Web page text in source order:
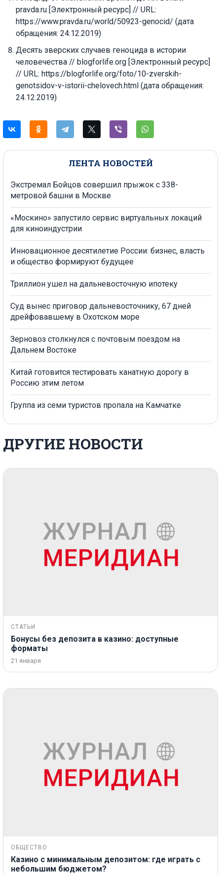
ЛЕНТА НОВОСТЕЙ
Экстремал Бойцов совершил прыжок с 338-
метровой башни в Москве
«Москино» запустило сервис виртуальных локаций
для киноиндустрии
Инновационное десятилетие России: бизнес, власть
и общество формируют будущее
Триллион ушел на дальневосточную ипотеку
Суд вынес приговор дальневосточнику, 67 дней
дрейфовавшему в Охотском море
Зерновоз столкнулся с почтовым поездом на
Дальнем Востоке
Китай готовится тестировать канатную дорогу в
Россию этим летом
Группа из семи туристов пропала на Камчатке
pravda.ru [Электронный ресурс] // URL:
https://www.pravda.ru/world/50923-genocid/ (дата
обращения: 24.12.2019)
Десять зверских случаев геноцида в истории
человечества // blogforlife.org [Электронный ресурс]
// URL: https://blogforlife.org/foto/10-zverskih-
genotsidov-v-istorii-chelovech.html (дата обращения:
24.12.2019)
ДРУГИЕ НОВОСТИ
СТАТЬИ
Бонусы без депозита в казино: доступные
форматы
21 января
ОБЩЕСТВО
Казино с минимальным депозитом: где играть с
небольшим бюджетом?